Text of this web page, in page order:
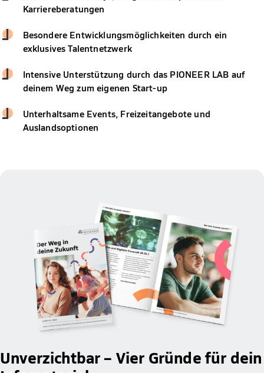
Karriereberatungen
Besondere Entwicklungsmöglichkeiten durch ein
exklusives Talentnetzwerk
Intensive Unterstützung durch das PIONEER LAB auf
deinem Weg zum eigenen Start-up
Unterhaltsame Events, Freizeitangebote und
Auslandsoptionen
Unverzichtbar – Vier Gründe für dein